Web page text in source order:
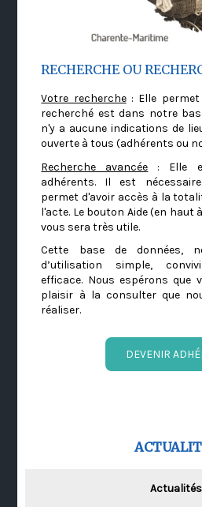
RECHERCHE OU
Votre recherche: Elle permet
recherché est dans notre
n'y a aucune indications de
ouverte à tous (adhérents ou
Recherche avancée : Elle
adhérents. Il est
permet d'avoir accès à la
l'acte. Le bouton Aide (en haut
vous sera très utile.
Cette base de données,
d’utilisation simple,
efficace. Nous espérons que
plaisir à la consulter que
réaliser.
DEVENIR
Actualités